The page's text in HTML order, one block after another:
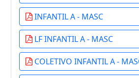
INFANTIL A - MASC
LF INFANTIL A - MASC
COLETIVO INFANTIL A -